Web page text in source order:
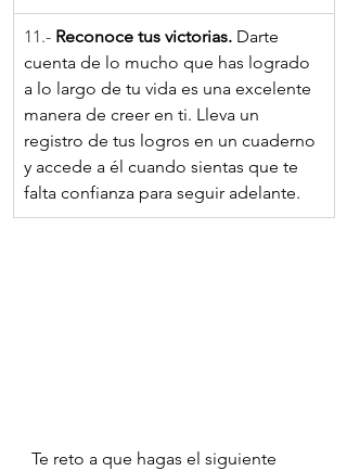
11.- Reconoce tus victorias. Darte
cuenta de lo mucho que has logrado
a lo largo de tu vida es una excelente
manera de creer en ti. Lleva un
registro de tus logros en un cuaderno
y accede a él cuando sientas que te
falta confianza para seguir adelante.
Te reto a que hagas el siguiente